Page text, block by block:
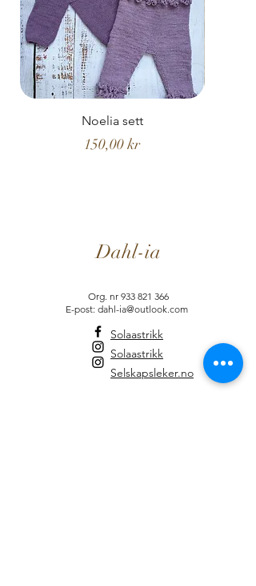
Noelia sett
Pris
150,00 kr
Dahl-ia
Org. nr 933 821 366
E-post: dahl-ia@outlook.com
Solaastrikk
Solaastrikk
Selskapsleker.no